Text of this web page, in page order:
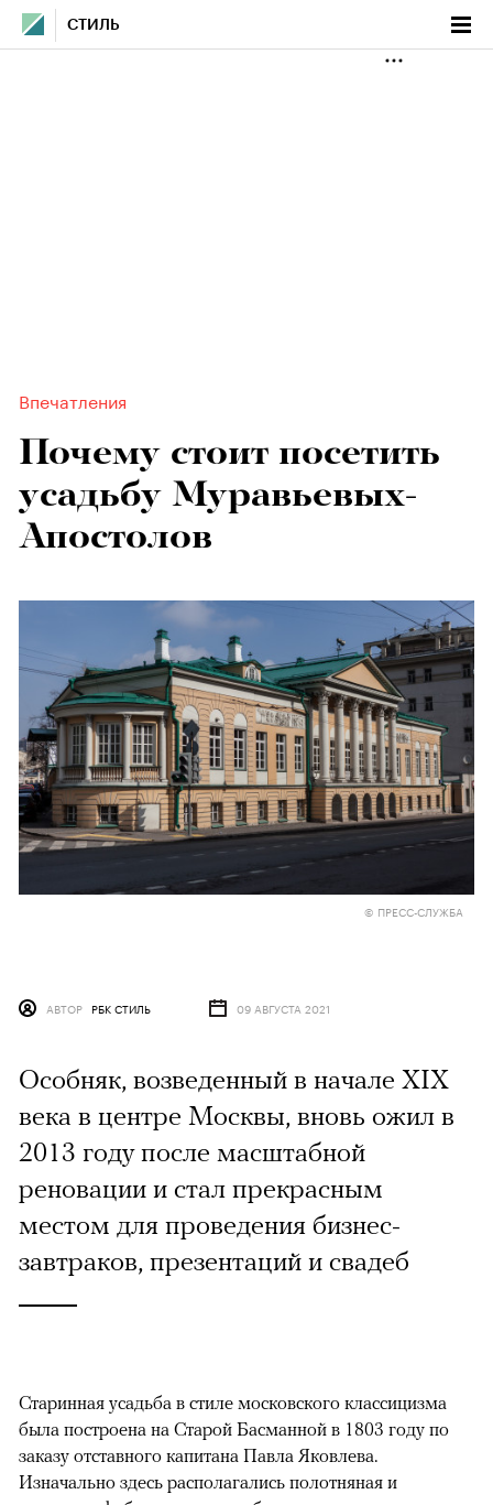
СТИЛЬ
Впечатления
Почему стоит посетить
усадьбу Муравьевых-
Апостолов
© ПРЕСС-СЛУЖБА
АВТОР РБК СТИЛЬ 09 АВГУСТА 2021
Особняк, возведенный в начале XIX
века в центре Москвы, вновь ожил в
2013 году после масштабной
реновации и стал прекрасным
местом для проведения бизнес-
завтраков, презентаций и свадеб
Старинная усадьба в стиле московского классицизма
была построена на Старой Басманной в 1803 году по
заказу отставного капитана Павла Яковлева.
Изначально здесь располагались полотняная и